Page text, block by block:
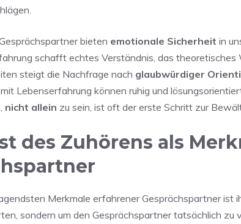
bieten emotionale Sicherheit in
schafft echtes Verständnis, das theoretisches
steigt die Nachfrage nach glaubwürdiger
Lebenserfahrung können ruhig und
nicht allein zu sein, ist oft der erste Schritt zur
des Zuhörens als
Merkmale erfahrener Gesprächspartner ist
sondern um den Gesprächspartner tatsächlich